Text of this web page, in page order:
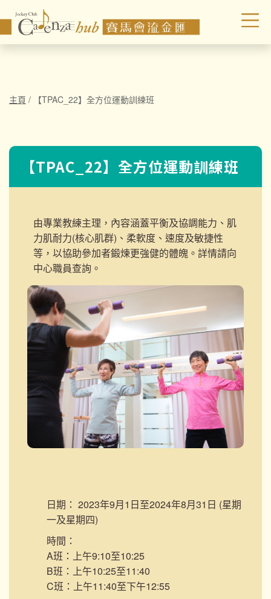
主頁 / 【TPAC_22】全方位運動訓練班
【TPAC_22】全方位運動訓練班
由專業教練主理，內容涵蓋平衡及協調能力、肌
力肌耐力(核心肌群)、柔軟度、速度及敏捷性
等，以協助參加者鍛煉更強健的體魄。詳情請向
中心職員查詢。
日期： 2023年9月1日至2024年8月31日 (星期
一及星期四)
時間：
A班：上午9:10至10:25
B班：上午10:25至11:40
C班：上午11:40至下午12:55